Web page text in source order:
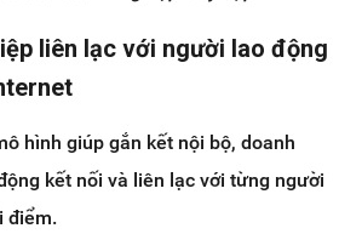
liên lạc với người lao động
hình giúp gắn kết nội bộ, doanh
kết nối và liên lạc với từng người
điểm.